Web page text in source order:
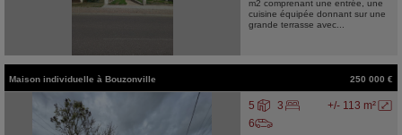
m2 comprenant une entrée, une
cuisine équipée donnant sur une
grande terrasse avec...
Maison individuelle à Bouzonville 250 000 €
+/- 113 m²
5
3
6